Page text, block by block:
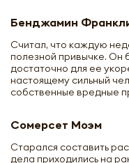
Бенджамин
Считал, что каждую
полезной привычке. Он
достаточно для ее
настоящему сильный
собственные вредные
Сомерсет Моэм
Старался составить
дела приходились на